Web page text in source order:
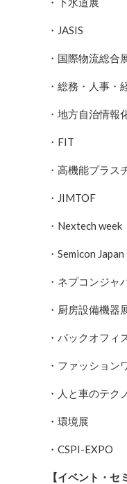
・JASIS
・国際物流総合
・総務・人事・
・地方自治情報
・FIT
・高機能プラス
・JIMTOF
・Nextech week
・Semicon Japan
・ネプコンジャ
・厨房設備機器
・バックオフィ
・ファッション
・人と車のテク
・環境展
・CSPI-EXPO
【イベント・セ